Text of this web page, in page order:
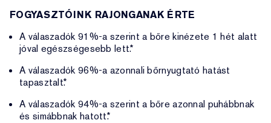
FOGYASZTÓINK RAJONGANAK ÉRTE
A válaszadók 91%-a szerint a bőre kinézete 1 hét alatt
jóval egészségesebb lett.*
A válaszadók 96%-a azonnali bőrnyugtató hatást
tapasztalt.*
A válaszadók 94%-a szerint a bőre azonnal puhábbnak
és simábbnak hatott.*